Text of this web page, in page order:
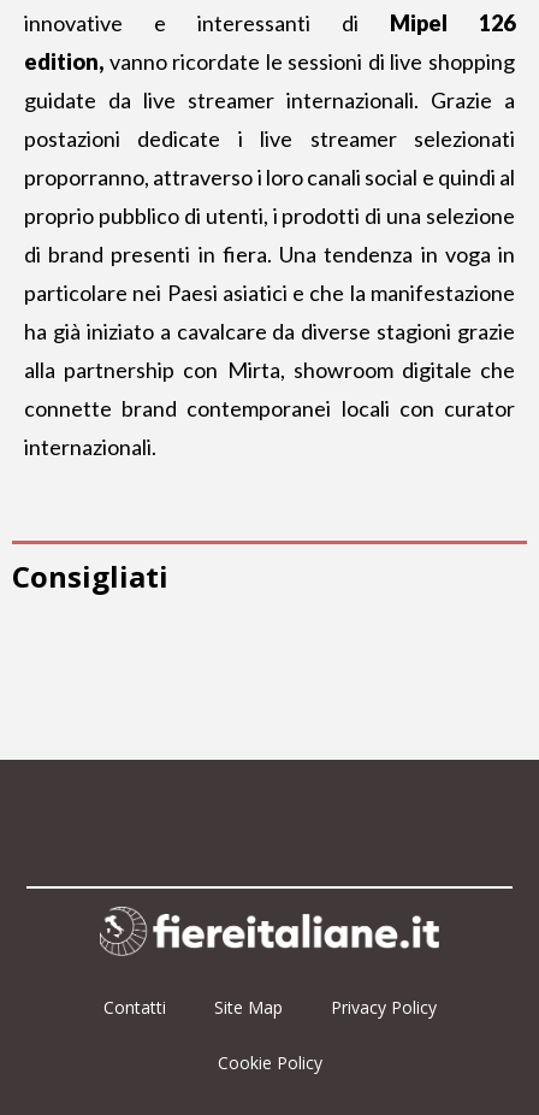
innovative e interessanti di Mipel 126
edition, vanno ricordate le sessioni di live shopping
guidate da live streamer internazionali. Grazie a
postazioni dedicate i live streamer selezionati
proporranno, attraverso i loro canali social e quindi al
proprio pubblico di utenti, i prodotti di una selezione
di brand presenti in fiera. Una tendenza in voga in
particolare nei Paesi asiatici e che la manifestazione
ha già iniziato a cavalcare da diverse stagioni grazie
alla partnership con Mirta, showroom digitale che
connette brand contemporanei locali con curator
internazionali.
Consigliati
Contatti Site Map Privacy Policy
Cookie Policy